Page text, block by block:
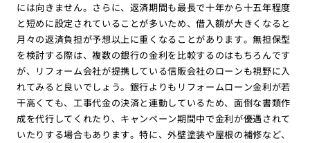
には向きません。さらに、返済期間も最長で十年から十五年程度
と短めに設定されていることが多いため、借入額が大きくなると
月々の返済負担が予想以上に重くなることがあります。無担保型
を検討する際は、複数の銀行の金利を比較するのはもちろんです
が、リフォーム会社が提携している信販会社のローンも視野に入
れてみると良いでしょう。銀行よりもリフォームローン金利が若
干高くても、工事代金の決済と連動しているため、面倒な書類作
成を代行してくれたり、キャンペーン期間中で金利が優遇されて
いたりする場合もあります。特に、外壁塗装や屋根の補修など、